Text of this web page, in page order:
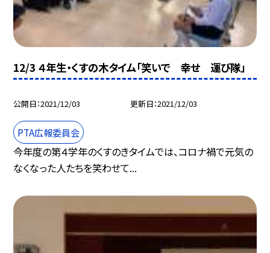
12/3 ４年生・くすの木タイム「笑いで 幸せ 運び隊」
公開日 2021/12/03 更新日 2021/12/03
PTA広報委員会
今年度の第４学年のくすのきタイムでは、コロナ禍で元気の
なくなった人たちを笑わせて...